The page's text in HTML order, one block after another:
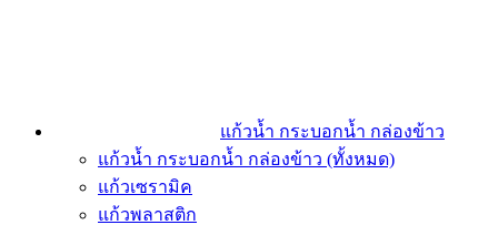
แก้วน้ำ กระบอกน้ำ กล่องข้าว
แก้วน้ำ กระบอกน้ำ กล่องข้าว (ทั้งหมด)
แก้วเซรามิค
แก้วพลาสติก